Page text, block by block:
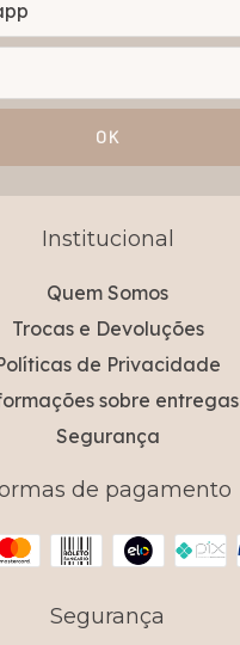
Institucional
Quem Somos
Trocas e Devoluções
de Privacidade
sobre entregas
Segurança
de pagamento
Segurança